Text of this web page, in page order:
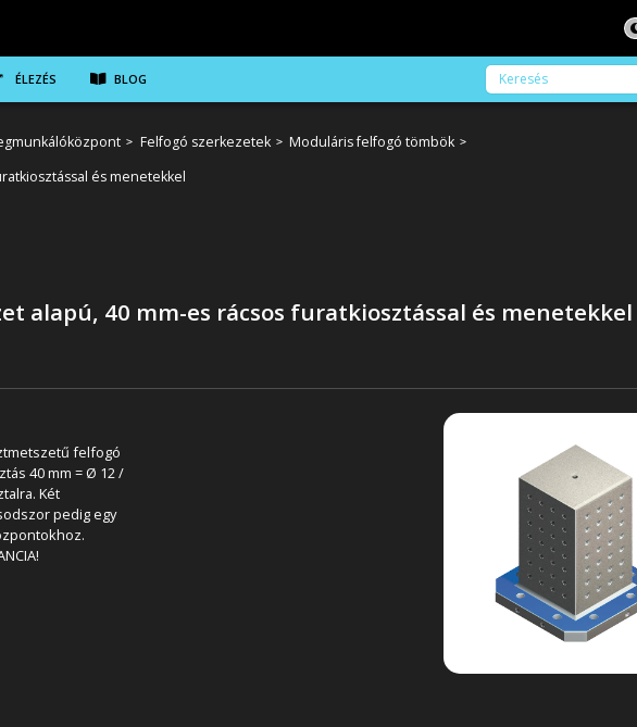
ÉLEZÉS BLOG
Felfogó szerkezetek
Moduláris felfogó tömbök
és menetekkel
alapú, 40 mm-es rácsos furatkiosztással és menetekkel
felfogó
40 mm = Ø 12 /
Két
pedig egy